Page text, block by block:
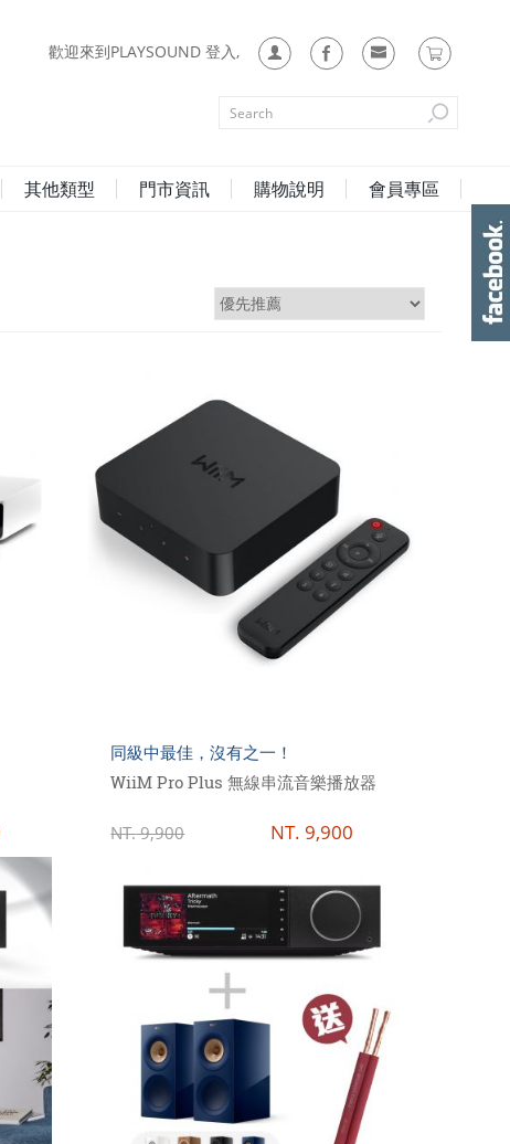
歡迎來到PLAYSOUND 登入,
其他類型 門市資訊 購物說明 會員專區
同級中最佳，沒有之一！
WiiM Pro Plus 無線串流音樂播放器
NT.9,900 NT. 9,900